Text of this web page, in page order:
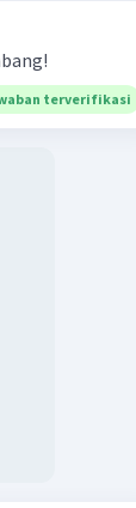
terverifikasi